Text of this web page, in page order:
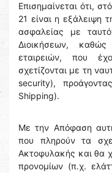
Επισημαίνεται ότι,
21 είναι η εξάλειψη
ασφαλείας με
Διοικήσεων,
εταιρειών, που
σχετίζονται με τη
security),
Shipping).
Με την Απόφαση
που πληρούν τα
Ακτοφυλακής και θα
προνομίων (π.χ.